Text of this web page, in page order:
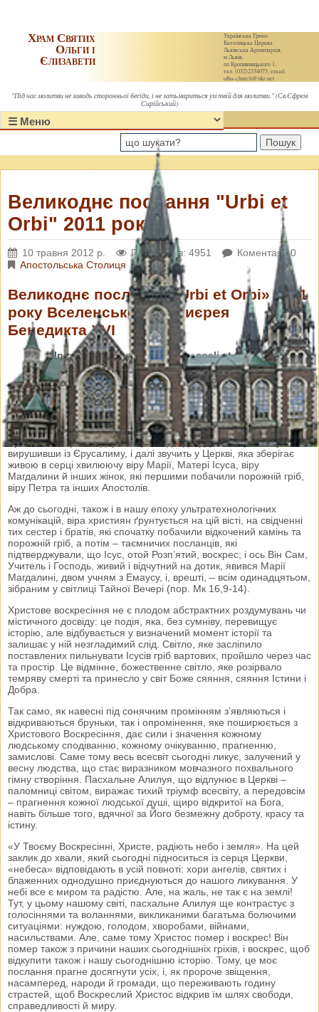
Українська Греко-
Католицька Церква.
Львівська Архиєпархія,
м.Львів,
пл.Кропивницького 1,
тел. (032)2334073, email:
olha-church@ukr.net
Храм Святих
Ольги і
Єлизавети
"Під час молитви не заводь сторонньої бесіди, і не затьмариться ум твій для молитви." (Св.Єфрем
Сирійський)
Пошук
Великоднє послання "Urbi et
Orbi" 2011 року
10 травня 2012 р. Переглядів: 4951
Коментарі: 0
Апостольська Столиця
Великоднє послання «Urbi et Orbi» 2011
року Вселенського Архиєрея
Бенедикта XVI
“In resurrectione tua, Christe, coeli et terra laetentur –
У Твоєму Воскресінні, Христе, радіють небо і земля”
(Літургія Годин).
Дорогі брати й сестри, що в Римі та в усьому світі!
Ранок Пасхи наново приніс нам давню і завжди нову вість:
Христос Воскрес! Відлуння цієї події, двадцять сторіч тому
вирушивши із Єрусалиму, і далі звучить у Церкві, яка зберігає
живою в серці хвилюючу віру Марії, Матері Ісуса, віру
Магдалини й інших жінок, які першими побачили порожній гріб,
віру Петра та інших Апостолів.
Аж до сьогодні, також і в нашу епоху ультратехнологічних
комунікацій, віра християн ґрунтується на цій вісті, на свідченні
тих сестер і братів, які спочатку побачили відкочений камінь та
порожній гріб, а потім – таємничих посланців, які
підтверджували, що Ісус, отой Розп’ятий, воскрес; і ось Він Сам,
Учитель і Господь, живий і відчутний на дотик, явився Марії
Магдалині, двом учням з Емаусу, і, врешті, – всім одинадцятьом,
зібраним у світлиці Тайної Вечері (пор. Мк 16,9-14).
Христове воскресіння не є плодом абстрактних роздумувань чи
містичного досвіду: це подія, яка, без сумніву, перевищує
історію, але відбувається у визначений момент історії та
залишає у ній незгладимий слід. Світло, яке засліпило
поставлених пильнувати Ісусів гріб вартових, пройшло через час
та простір. Це відмінне, божественне світло, яке розірвало
темряву смерті та принесло у світ Боже сяяння, сяяння Істини і
Добра.
Так само, як навесні під сонячним промінням з’являються і
відкриваються бруньки, так і опромінення, яке поширюється з
Христового Воскресіння, дає сили і значення кожному
людському сподіванню, кожному очікуванню, прагненню,
замислові. Саме тому весь всесвіт сьогодні ликує, залучений у
весну людства, що стає виразником мовчазного похвального
гімну створіння. Пасхальне Алилуя, що відлунює в Церкві –
паломниці світом, виражає тихий тріумф всесвіту, а передовсім
– прагнення кожної людської душі, щиро відкритої на Бога,
навіть більше того, вдячної за Його безмежну доброту, красу та
істину.
«У Твоєму Воскресінні, Христе, радіють небо і земля». На цей
заклик до хвали, який сьогодні підноситься із серця Церкви,
«небеса» відповідають в усій повноті: хори ангелів, святих і
блаженних однодушно приєднуються до нашого ликування. У
небі все є миром та радістю. Але, на жаль, не так є на землі!
Тут, у цьому нашому світі, пасхальне Алилуя ще контрастує з
голосіннями та воланнями, викликаними багатьма болючими
ситуаціями: нуждою, голодом, хворобами, війнами,
насильствами. Але, саме тому Христос помер і воскрес! Він
помер також з причини наших сьогоднішніх гріхів, і воскрес, щоб
відкупити також і нашу сьогоднішню історію. Тому, це моє
послання прагне досягнути усіх, і, як пророче звіщення,
насамперед, народи й громади, що переживають годину
страстей, щоб Воскреслий Христос відкрив їм шлях свободи,
справедливості й миру.